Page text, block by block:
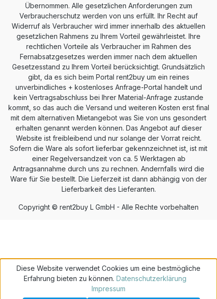
Übernommen. Alle gesetzlichen Anforderungen zum
Verbraucherschutz werden von uns erfüllt. Ihr Recht auf
Widerruf als Verbraucher wird immer innerhalb des aktuellen
gesetzlichen Rahmens zu Ihrem Vorteil gewährleistet. Ihre
rechtlichen Vorteile als Verbraucher im Rahmen des
Fernabsatzgesetzes werden immer nach dem aktuellen
Gesetzesstand zu Ihrem Vorteil berücksichtigt. Grundsätzlich
gibt, da es sich beim Portal rent2buy um ein reines
unverbindliches + kostenloses Anfrage-Portal handelt und
kein Vertragsabschluss bei Ihrer Material-Anfrage zustande
kommt, so das auch die Versand und weiteren Kosten erst final
mit dem alternativen Mietangebot was Sie von uns gesondert
erhalten genannt werden können. Das Angebot auf dieser
Website ist freibleibend und nur solange der Vorrat reicht.
Sofern die Ware als sofort lieferbar gekennzeichnet ist, ist mit
einer Regelversandzeit von ca. 5 Werktagen ab
Antragsannahme durch uns zu rechnen. Andernfalls wird die
Ware für Sie bestellt. Die Lieferzeit ist dann abhängig von der
Lieferbarkeit des Lieferanten.
Copyright © rent2buy L GmbH - Alle Rechte vorbehalten
Diese Website verwendet Cookies um eine bestmögliche
Erfahrung bieten zu können. Datenschutzerklärung
Impressum